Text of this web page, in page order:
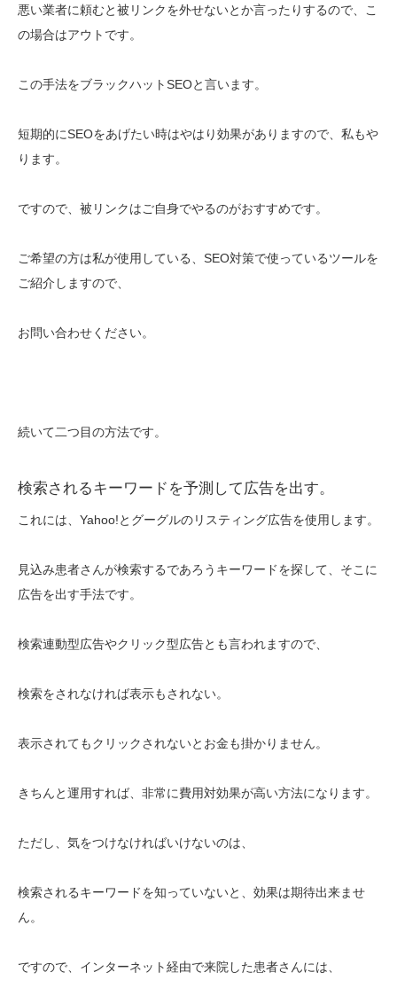
悪い業者に頼むと被リンクを外せないとか言ったりするので、こ
の場合はアウトです。
この手法をブラックハットSEOと言います。
短期的にSEOをあげたい時はやはり効果がありますので、私もや
ります。
ですので、被リンクはご自身でやるのがおすすめです。
ご希望の方は私が使用している、SEO対策で使っているツールを
ご紹介しますので、
お問い合わせください。
続いて二つ目の方法です。
検索されるキーワードを予測して広告を出す。
これには、Yahoo!とグーグルのリスティング広告を使用します。
見込み患者さんが検索するであろうキーワードを探して、そこに
広告を出す手法です。
検索連動型広告やクリック型広告とも言われますので、
検索をされなければ表示もされない。
表示されてもクリックされないとお金も掛かりません。
きちんと運用すれば、非常に費用対効果が高い方法になります。
ただし、気をつけなければいけないのは、
検索されるキーワードを知っていないと、効果は期待出来ませ
ん。
ですので、インターネット経由で来院した患者さんには、